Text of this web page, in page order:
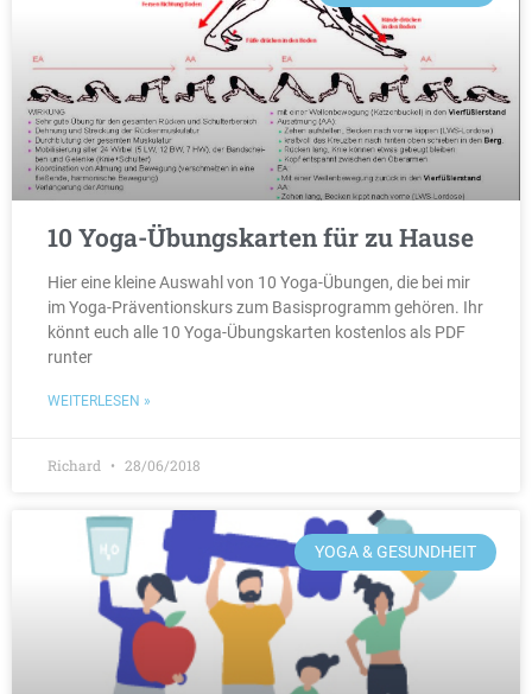
10 Yoga-Übungskarten für zu Hause
Hier eine kleine Auswahl von 10 Yoga-Übungen, die bei mir
im Yoga-Präventionskurs zum Basisprogramm gehören. Ihr
könnt euch alle 10 Yoga-Übungskarten kostenlos als PDF
runter
WEITERLESEN »
Richard 28/06/2018
YOGA & GESUNDHEIT